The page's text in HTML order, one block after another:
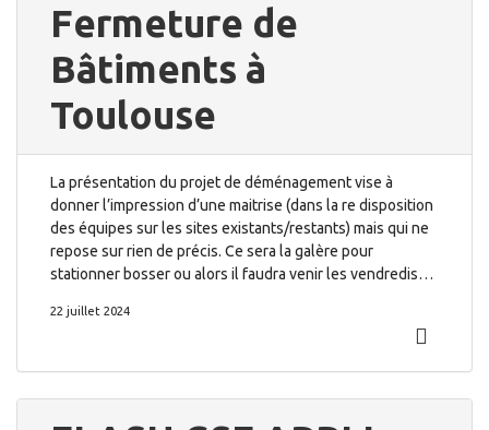
Fermeture de
Bâtiments à
Toulouse
La présentation du projet de déménagement vise à
donner l’impression d’une maitrise (dans la re disposition
des équipes sur les sites existants/restants) mais qui ne
repose sur rien de précis. Ce sera la galère pour
stationner bosser ou alors il faudra venir les vendredis…
22 juillet 2024